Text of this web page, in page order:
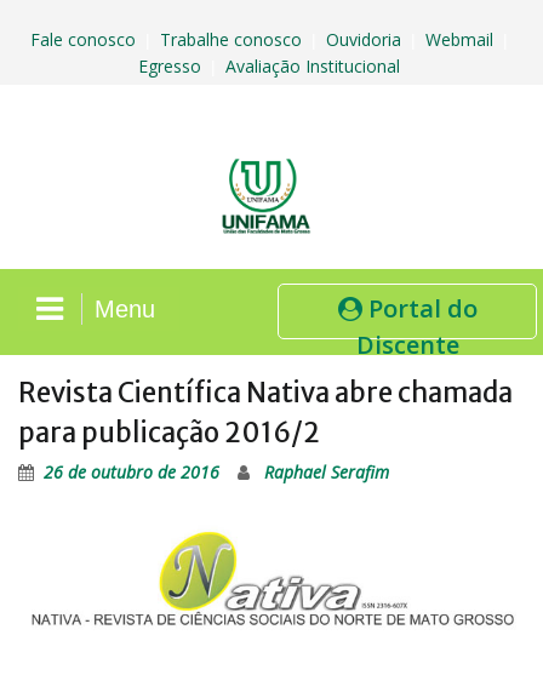
Fale conosco Trabalhe conosco Ouvidoria Webmail
Egresso Avaliação Institucional
Portal do
Discente
Menu
Revista Científica Nativa abre chamada
para publicação 2016/2
26 de outubro de 2016 Raphael Serafim